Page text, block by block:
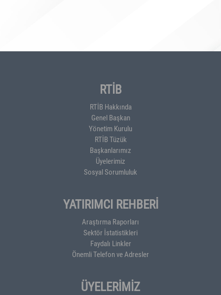
RTİB
RTİB Hakkında
Genel Başkan
Yönetim Kurulu
RTİB Tüzük
Başkanlarımız
Üyelerimiz
Sosyal Sorumluluk
YATIRIMCI REHBERİ
Araştırma Raporları
Sektör İstatistikleri
Faydalı Linkler
Önemli Telefon ve Adresler
ÜYELERİMİZ